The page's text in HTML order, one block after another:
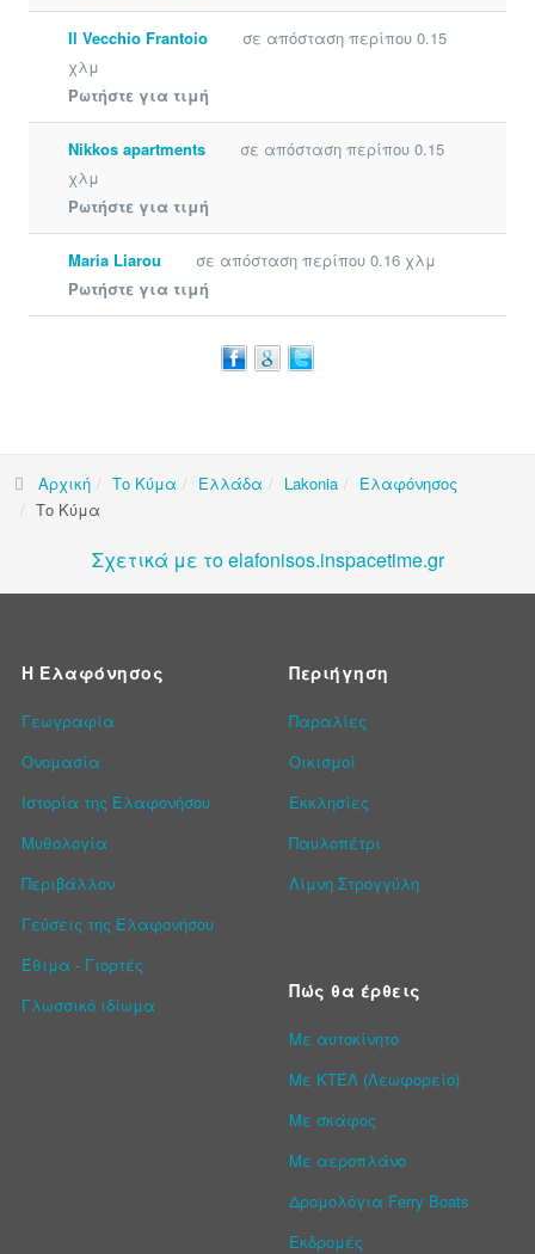
Il Vecchio Frantoio
σε απόσταση περίπου 0.15
χλμ
Ρωτήστε για τιμή
Nikkos apartments
σε απόσταση περίπου 0.15
χλμ
Ρωτήστε για τιμή
Maria Liarou
σε απόσταση περίπου 0.16 χλμ
Ρωτήστε για τιμή
Αρχική Το Κύμα Ελλάδα Lakonia
Ελαφόνησος
Το Κύμα
Σχετικά με το elafonisos.inspacetime.gr
Η Ελαφόνησος
Γεωγραφία
Ονομασία
Ιστορία της Ελαφονήσου
Μυθολογία
Περιβάλλον
Γεύσεις της Ελαφονήσου
Έθιμα - Γιορτές
Γλωσσικό ιδίωμα
Περιήγηση
Παραλίες
Οικισμοί
Εκκλησίες
Παυλοπέτρι
Λίμνη Στρογγύλη
Πώς θα έρθεις
Με αυτοκίνητο
Με ΚΤΕΛ (Λεωφορείο)
Με σκάφος
Με αεροπλάνο
Δρομολόγια Ferry Boats
Εκδρομές